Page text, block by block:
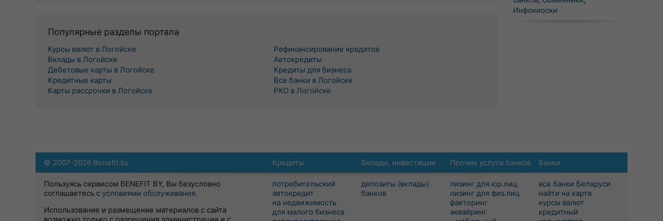
Популярные разделы портала
Курсы валют в Логойске
Вклады в Логойске
Дебетовые карты в Логойске
Кредитные карты
Карты рассрочки в Логойске
Рефинансирование кредитов
Автокредиты
Кредиты для бизнеса
Все банки в Логойске
РКО в Логойске
Инфокиоски
Кредиты
потребительский
автокредит
на недвижимость
для малого бизнеса
Вклады, инвестиции
депозиты (вклады)
банков
Прочие услуги банков
лизинг для юр.лиц
лизинг для физ.лиц
факторинг
эквайринг
Банки
все банки Беларуси
найти на карте
курсы валют
кредитный
© 2007-2026 Benefit.by
Пользуясь сервисом BENEFIT BY, Вы безусловно
соглашаетесь с условиями обслуживания.
Использование и размещение материалов с сайта